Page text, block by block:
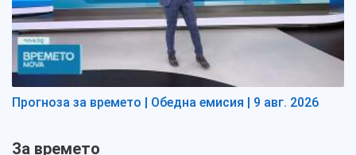
Прогноза за времето | Обедна емисия | 9 авг. 2026
За времето